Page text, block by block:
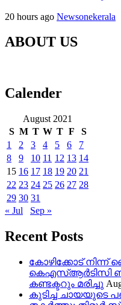
20 hours ago Newsonekerala
ABOUT US
Calender
August 2021
S M T W T F
S
1
2 3 4 5 6
7
8
9 10 11 12 13 14
15 16 17 18 19 20 21
22 23 24 25 26 27 28
29 30 31
« Jul
Sep »
Recent Posts
കോഴിക്കോട് നിന്ന്
കെഎസ്ആർടിസി
കണ്ടക്ടറും മരിച്ചു
കുടിച്ച ചായയുടെ